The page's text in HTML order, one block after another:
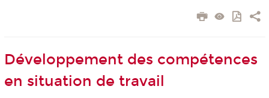
Développement des compétences
en situation de travail